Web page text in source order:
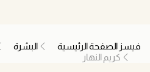
فيسز الصفحة الرئيسية البشرة
كريم النهار